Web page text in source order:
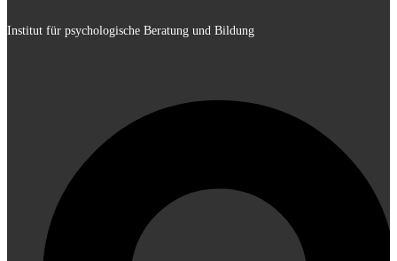
Institut für psychologische Beratung und Bildung